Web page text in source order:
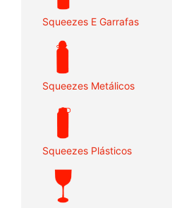
Squeezes E Garrafas
Squeezes Metálicos
Squeezes Plásticos